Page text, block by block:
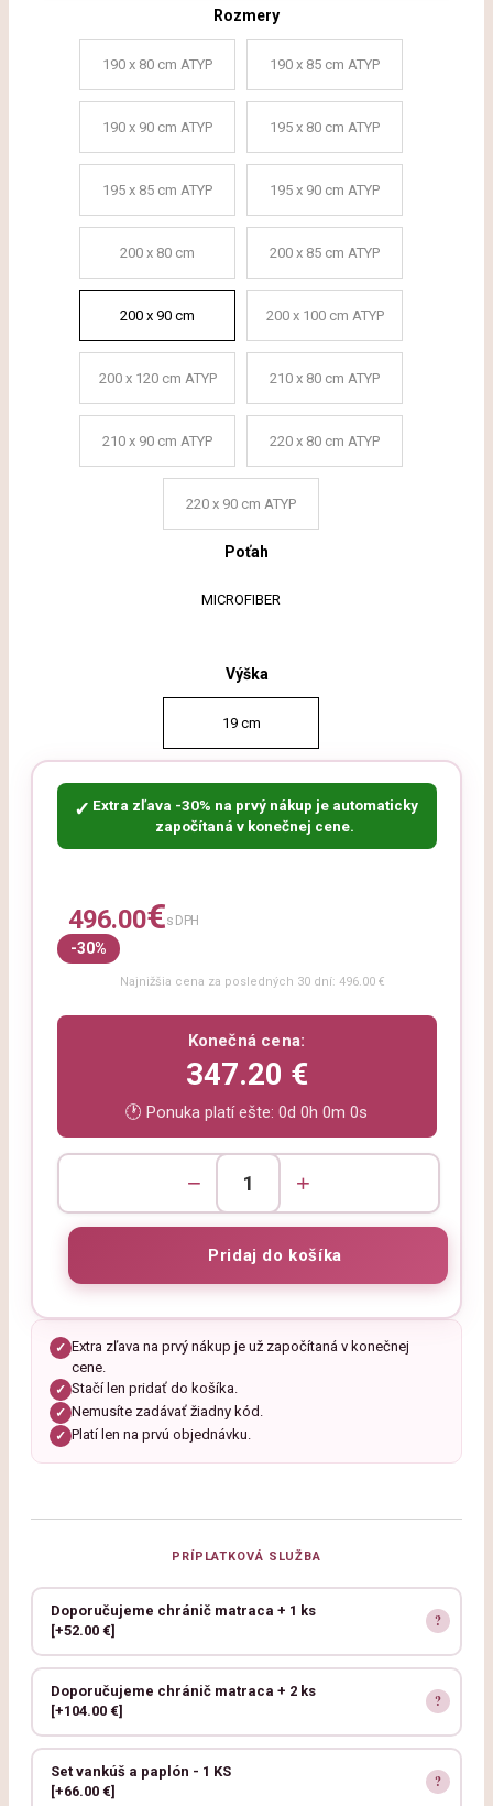
Rozmery
190 x 80 cm ATYP 190 x 85 cm ATYP
190 x 90 cm ATYP 195 x 80 cm ATYP
195 x 85 cm ATYP 195 x 90 cm ATYP
200 x 80 cm 200 x 85 cm ATYP
200 x 90 cm 200 x 100 cm ATYP
200 x 120 cm ATYP 210 x 80 cm ATYP
210 x 90 cm ATYP 220 x 80 cm ATYP
220 x 90 cm ATYP
Poťah
MICROFIBER
Výška
19 cm
✓ Extra zľava -30% na prvý nákup je automaticky
započítaná v konečnej cene.
496.00€s DPH
-30%
Najnižšia cena za posledných 30 dní: 496.00 €
Konečná cena:
347.20 €
🕐 Ponuka platí ešte: 0d 0h 0m 0s
− +
✓ Extra zľava na prvý nákup je už započítaná v konečnej
cene.
✓ Stačí len pridať do košíka.
✓ Nemusíte zadávať žiadny kód.
✓ Platí len na prvú objednávku.
PRÍPLATKOVÁ SLUŽBA
Doporučujeme chránič matraca + 1 ks
[+52.00 €]
Doporučujeme chránič matraca + 2 ks
[+104.00 €]
Set vankúš a paplón - 1 KS
[+66.00 €]